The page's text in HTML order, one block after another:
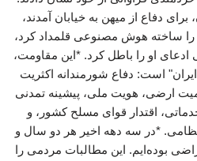
دفاع از میهن به خیابان آمدند،
را ساخته هوش مصنوعی قلمداد کرد،
ادعای او را باطل کرد. *این مقاومت،
است: دفاع شورمندانه اکثریت
ارضی، هویت ملی، پیشینه تمدنی
اقتدار قوای مسلح کشور، و
*در سه دهه اخیر هر دو سال و
بوده‌ایم. این مطالبات مردمی را